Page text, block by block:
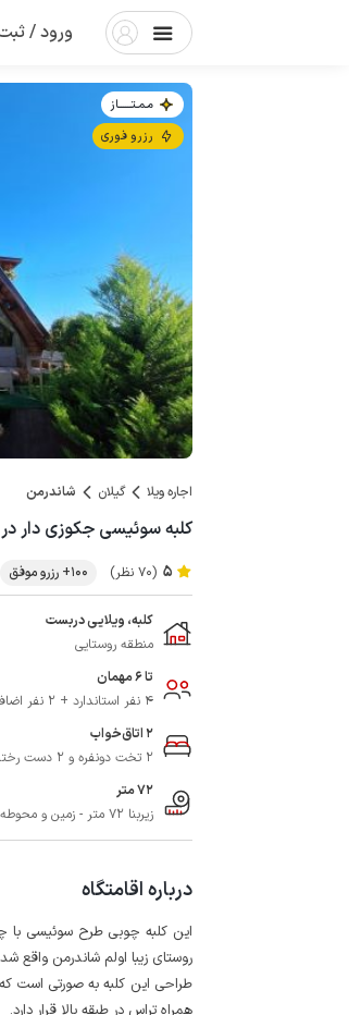
ورود /
مـمـتــــــاز
رزرو فوری
اجاره ویلا گیلان شاندرمن
کلبه سوئیسی جکوزی دار
5 (70 نظر) 100+ رزرو موفق
کلبه، ویلایی دربست
منطقه روستایی
تا 6 مهمان
4 نفر استاندارد + 2 نفر اضافه
2 اتاق‌خواب
2 تخت دونفره و 2 دست رختخواب
72 متر
زیربنا 72 متر - زمین و محوطه 1300 متر
درباره اقامتگاه
این کلبه چوبی طرح سوئیسی با
روستای زیبا اولم شاندرمن واقع شده است که
طراحی این کلبه به صورتی است
همراه تراس در طبقه بالا قرار دارد.